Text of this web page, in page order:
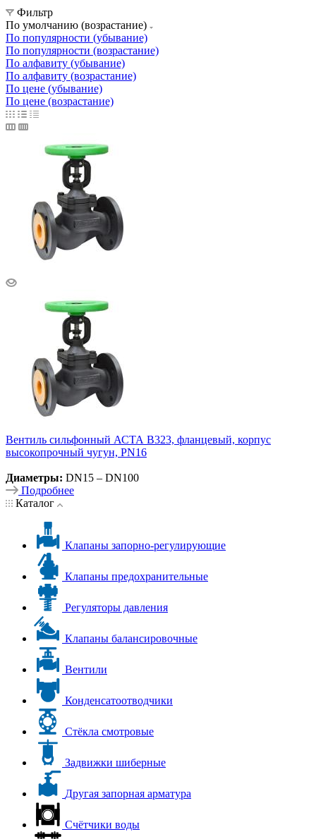
Фильтр
По умолчанию (возрастание)
По популярности (убывание)
По популярности (возрастание)
По алфавиту (убывание)
По алфавиту (возрастание)
По цене (убывание)
По цене (возрастание)
Вентиль сильфонный АСТА В323, фланцевый, корпус
высокопрочный чугун, PN16
Диаметры: DN15 – DN100
Подробнее
Каталог
Клапаны запорно-регулирующие
Клапаны предохранительные
Регуляторы давления
Клапаны балансировочные
Вентили
Конденсатоотводчики
Стёкла смотровые
Задвижки шиберные
Другая запорная арматура
Счётчики воды